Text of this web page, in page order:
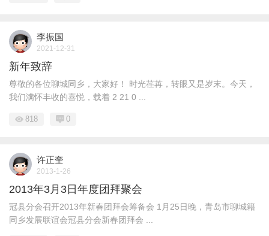
李振国
2021-12-31
新年致辞
尊敬的各位聊城同乡，大家好！ 时光荏苒，转眼又是岁末。今天，
我们满怀丰收的喜悦，载着 2 21 0 ...
818 0
许正奎
2013-1-26
2013年3月3日年度团拜聚会
冠县分会召开2013年新春团拜会筹备会 1月25日晚，青岛市聊城籍
同乡发展联谊会冠县分会新春团拜会 ...